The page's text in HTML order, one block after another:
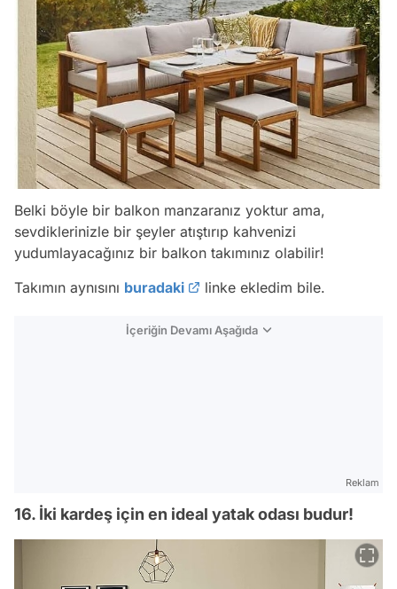
Belki böyle bir balkon manzaranız yoktur ama,
sevdiklerinizle bir şeyler atıştırıp kahvenizi
yudumlayacağınız bir balkon takımınız olabilir!
Takımın aynısını buradaki linke ekledim bile.
İçeriğin Devamı Aşağıda
Reklam
16. İki kardeş için en ideal yatak odası budur!